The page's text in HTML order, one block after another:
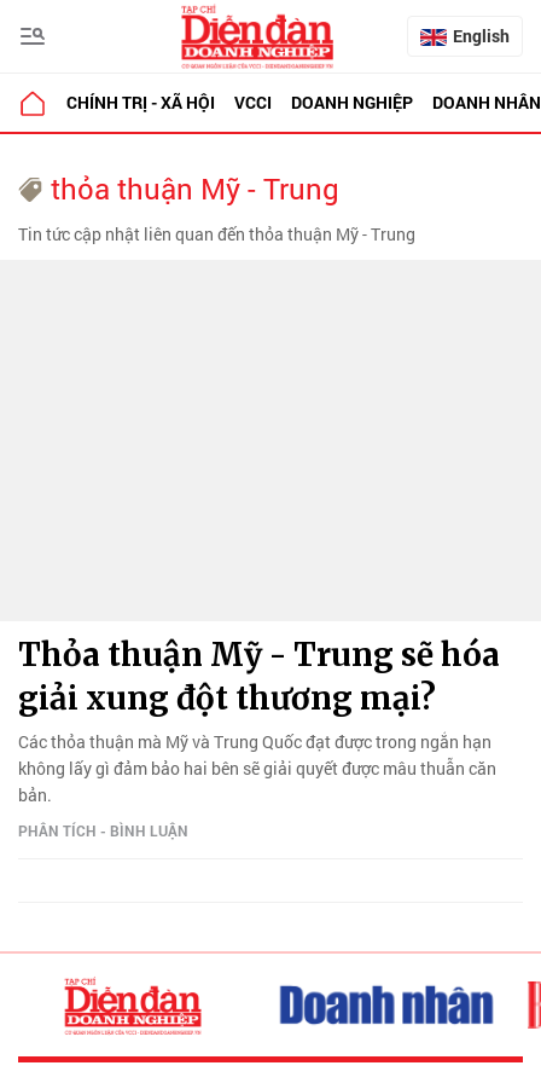
English
CHÍNH TRỊ - XÃ HỘI VCCI DOANH NGHIỆP DOANH NHÂN
thỏa thuận Mỹ - Trung
Tin tức cập nhật liên quan đến thỏa thuận Mỹ - Trung
Thỏa thuận Mỹ - Trung sẽ hóa
giải xung đột thương mại?
Các thỏa thuận mà Mỹ và Trung Quốc đạt được trong ngắn hạn
không lấy gì đảm bảo hai bên sẽ giải quyết được mâu thuẫn căn
bản.
PHÂN TÍCH - BÌNH LUẬN